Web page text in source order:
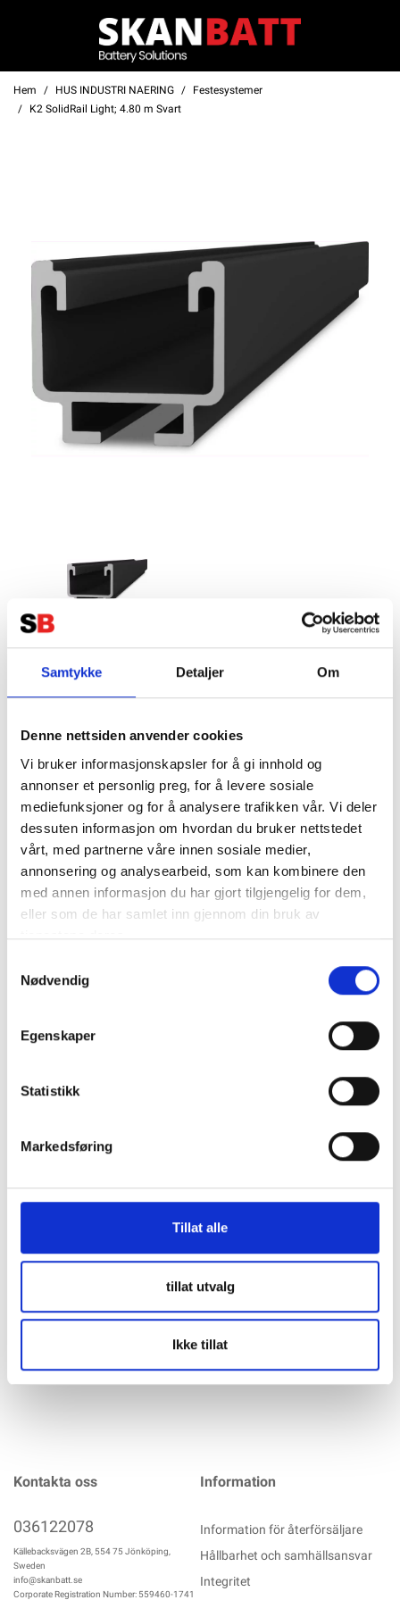
Samtykke Detaljer Om
Denne nettsiden anvender cookies
Vi bruker informasjonskapsler for å gi innhold og
annonser et personlig preg, for å levere sosiale
mediefunksjoner og for å analysere trafikken vår. Vi deler
dessuten informasjon om hvordan du bruker nettstedet
vårt, med partnerne våre innen sosiale medier,
annonsering og analysearbeid, som kan kombinere den
med annen informasjon du har gjort tilgjengelig for dem,
eller som de har samlet inn gjennom din bruk av
tjenestene deres.
Nødvendig
Egenskaper
Statistikk
Markedsføring
Tillat alle
tillat utvalg
Ikke tillat
Hem HUS INDUSTRI NAERING
Festesystemer
K2 SolidRail Light; 4.80 m Svart
K2 SolidRail Light; 4.80 m Svart
Monteringsskena med statisk bekräftelse i K2 Base. Kan
användas variabelt för olika takanslutningar. Längd 4,80 m.
Mate..
mer info
Produktnummer:
63250
SKU:
2004397
Specifikation
Monteringsskena med statisk bekräftelse i K2 Base. Kan
användas variabelt för olika takanslutningar. Längd 4,80 m.
Eloxal kan uppvisa små repor till följd av förpackning och
Kontakta oss
036122078
Källebacksvägen 2B, 554 75 Jönköping,
Sweden
info@skanbatt.se
Corporate Registration Number: 559460-1741
Information
Information för återförsäljare
Hållbarhet och samhällsansvar
Integritet